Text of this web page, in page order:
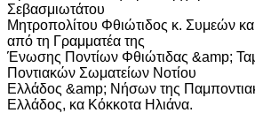
Σεβασμιωτάτου
Μητροπολίτου Φθιώτιδος κ. Συμεών
από τη Γραμματέα της
Ένωσης Ποντίων Φθιώτιδας &amp;
Ποντιακών Σωματείων Νοτίου
Ελλάδος &amp; Νήσων της
Ελλάδος, κα Κόκκοτα Ηλιάνα.